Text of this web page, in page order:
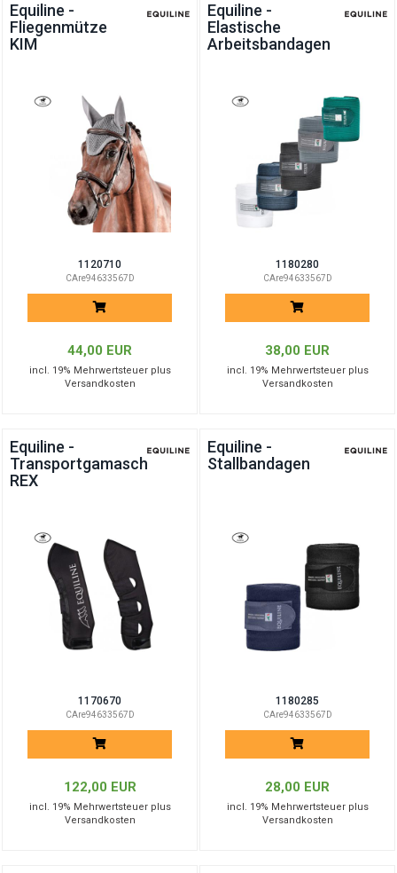
Equiline -
Fliegenmütze
KIM
1120710
CAre94633567D
44,00 EUR
incl. 19% Mehrwertsteuer plus
Versandkosten
Equiline -
Elastische
Arbeitsbandagen
1180280
CAre94633567D
38,00 EUR
incl. 19% Mehrwertsteuer plus
Versandkosten
Equiline -
Transportgamaschen
REX
1170670
CAre94633567D
122,00 EUR
incl. 19% Mehrwertsteuer plus
Versandkosten
Equiline -
Stallbandagen
1180285
CAre94633567D
28,00 EUR
incl. 19% Mehrwertsteuer plus
Versandkosten